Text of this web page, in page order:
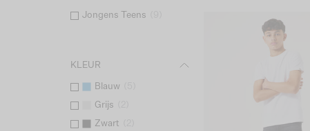
Jongens Teens
KLEUR
Blauw
Grijs
Zwart